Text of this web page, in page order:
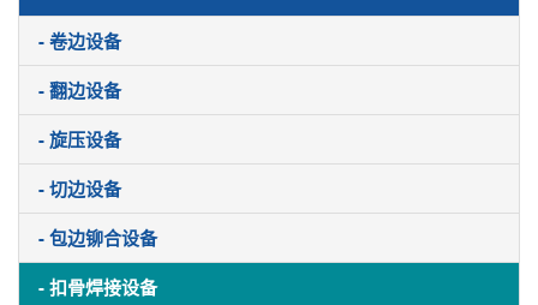
- 卷边设备
- 翻边设备
- 旋压设备
- 切边设备
- 包边铆合设备
- 扣骨焊接设备